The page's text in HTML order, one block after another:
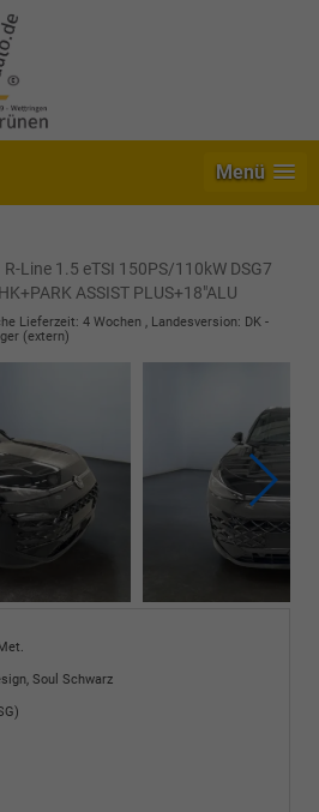
Menü
R-Line 1.5 eTSI 150PS/110kW DSG7
ASSIST PLUS+18"ALU
Lieferzeit: 4 Wochen , Landesversion: DK -
(extern)
Soul Schwarz